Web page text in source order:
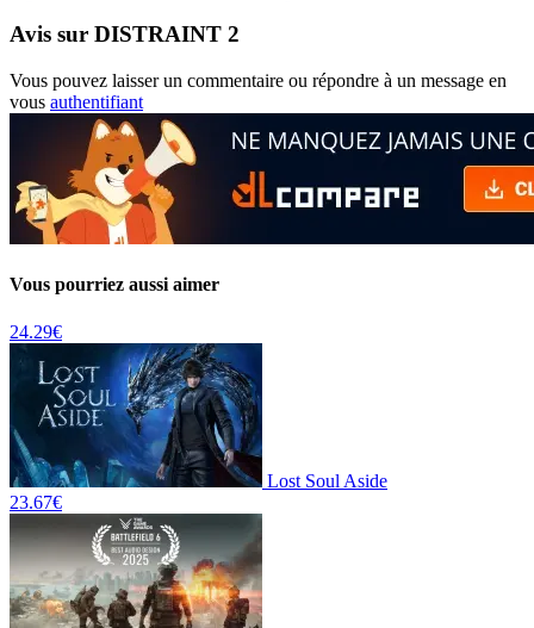
Avis sur DISTRAINT 2
Vous pouvez laisser un commentaire ou répondre à un message en
vous authentifiant
Vous pourriez aussi aimer
24.29€
Lost Soul Aside
23.67€